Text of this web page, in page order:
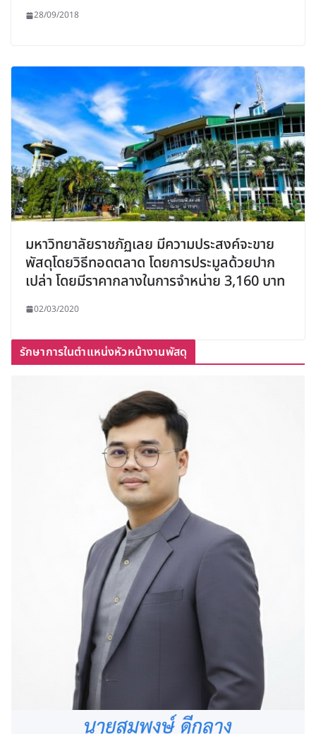
28/09/2018
มหาวิทยาลัยราชภัฏเลย มีความประสงค์จะขาย
พัสดุโดยวิธีทอดตลาด โดยการประมูลด้วยปาก
เปล่า โดยมีราคากลางในการจำหน่าย 3,160 บาท
02/03/2020
รักษาการในตำแหน่งหัวหน้างานพัสดุ